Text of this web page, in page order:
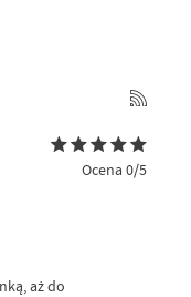
Ocena 0/5
aż do